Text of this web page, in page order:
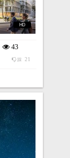
HD
43
踩 21